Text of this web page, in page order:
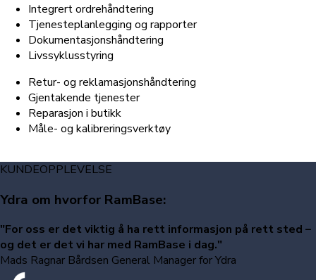
Integrert ordrehåndtering
Tjenesteplanlegging og rapporter
Dokumentasjonshåndtering
Livssyklusstyring
Retur- og reklamasjonshåndtering
Gjentakende tjenester
Reparasjon i butikk
Måle- og kalibreringsverktøy
KUNDEOPPLEVELSE
Ydra om hvorfor RamBase:
"For oss er det viktig å ha rett informasjon på rett sted –
og det er det vi har med RamBase i dag."
Mads Ragnar Bårdsen General Manager for Ydra